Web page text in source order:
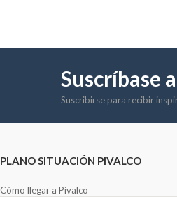
Suscríbase
Suscribirse para recibir
PLANO SITUACIÓN PIVALCO
Cómo llegar a Pivalco